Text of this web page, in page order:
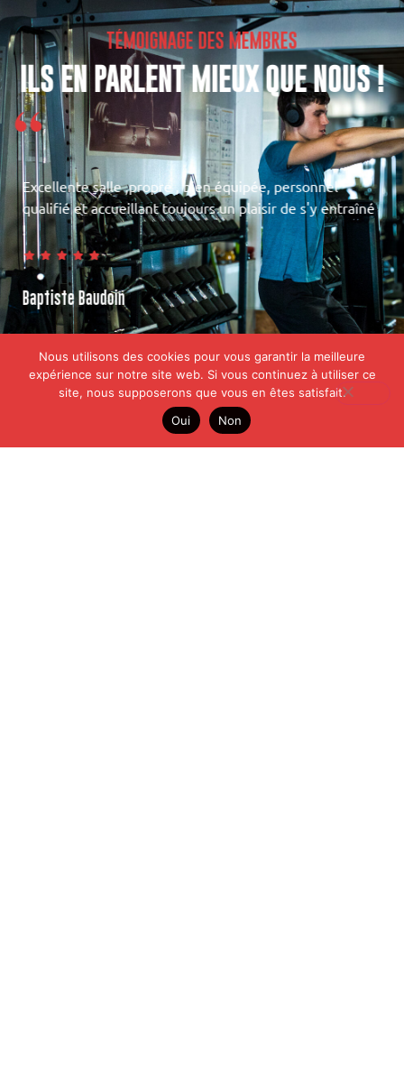
TÉMOIGNAGE DES MEMBRES
ILS EN PARLENT MIEUX QUE NOUS !
“
Baptiste Baudoin
Excellente salle ,propre , bien équipée, personnel
qualifié et accueillant toujours un plaisir de s'y entraîné
!
Nous utilisons des cookies pour vous garantir la meilleure
expérience sur notre site web. Si vous continuez à utiliser ce
site, nous supposerons que vous en êtes satisfait.
Oui
Non